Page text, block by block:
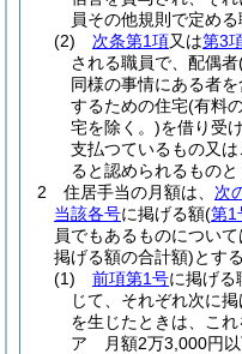
員その他規則で定め
(2)
次条第1項又は第3
される職員で、配偶者
同様の事情にある者を
するための住宅(有料
宅を除く。)を借り受
支払つているもの又
ると認められるもの
2
住居手当の月額は、 次
当該各号に掲げる額(第1
員でもあるものについて
掲げる額の合計額)とする
(1)
前項第1号に掲げ
じて、それぞれ次に
を生じたときは、こ
ア
月額2万3,000円